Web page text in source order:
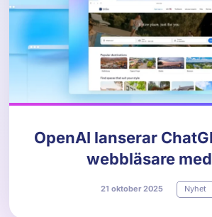
OpenAI lanserar
webbläsare
21 oktober 2025 Nyhet